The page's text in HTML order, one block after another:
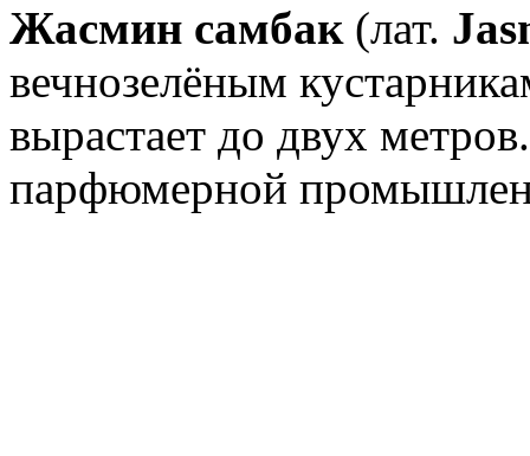
Жасмин самбак(лат.
вечнозелёным
вырастает до двух
парфюмерной